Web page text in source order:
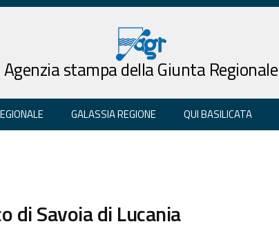
Agenzia stampa della Giunta Regionale
GALASSIA REGIONE QUI BASILICATA
di Savoia di Lucania